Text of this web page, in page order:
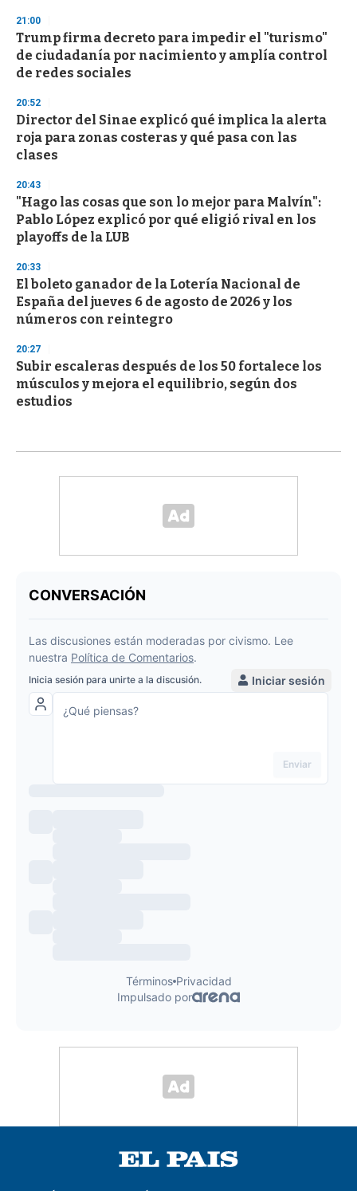
21:00
Trump firma decreto para impedir el "turismo"
de ciudadanía por nacimiento y amplía control
de redes sociales
20:52
Director del Sinae explicó qué implica la alerta
roja para zonas costeras y qué pasa con las
clases
20:43
"Hago las cosas que son lo mejor para Malvín":
Pablo López explicó por qué eligió rival en los
playoffs de la LUB
20:33
El boleto ganador de la Lotería Nacional de
España del jueves 6 de agosto de 2026 y los
números con reintegro
20:27
Subir escaleras después de los 50 fortalece los
músculos y mejora el equilibrio, según dos
estudios